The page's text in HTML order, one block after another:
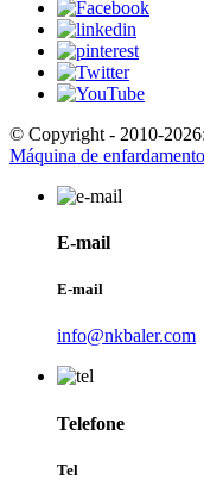
© Copyright - 2010-
Máquina de
E-mail
E-mail
info@nkbaler.com
Telefone
Tel